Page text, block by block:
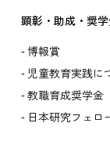
顕彰・助成・奨
博報賞
児童教育実践に
教職育成奨学金
日本研究フェロ